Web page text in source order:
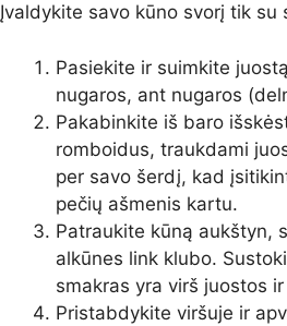
Įvaldykite savo kūno svorį tik su
Pasiekite ir suimkite
nugaros, ant nugaros
Pakabinkite iš baro
romboidus, traukdami
per savo šerdį, kad
pečių ašmenis kartu.
Patraukite kūną aukštyn,
alkūnes link klubo.
smakras yra virš juostos
Pristabdykite viršuje ir